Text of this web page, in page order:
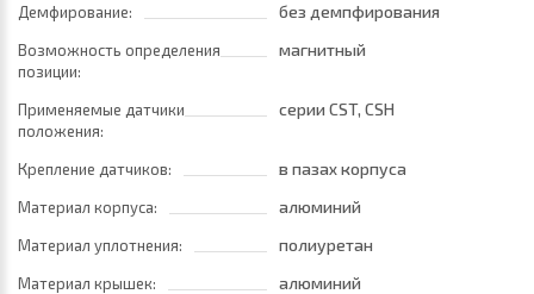
Демфирование: без демпфирования
Возможность определения
позиции:
магнитный
Применяемые датчики
положения:
серии CST, CSH
Крепление датчиков: в пазах корпуса
Материал корпуса: алюминий
Материал уплотнения: полиуретан
Материал крышек: алюминий